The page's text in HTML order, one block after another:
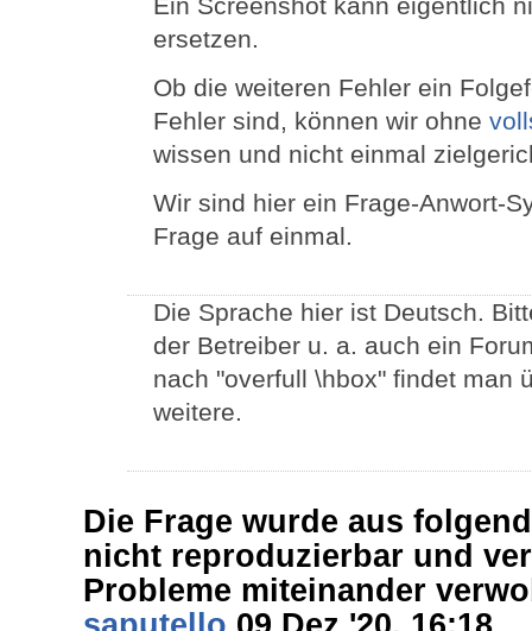
Ein Screenshot kann eigentlich
ersetzen.
Ob die weiteren Fehler ein
Fehler sind, können wir ohne
wissen und nicht einmal
Wir sind hier ein Frage-Anwort-
Frage auf einmal.
Die Sprache hier ist Deutsch.
der Betreiber u. a. auch ein
nach "overfull \hbox" findet man
weitere.
Die Frage wurde aus
nicht reproduzierbar und
Probleme miteinander